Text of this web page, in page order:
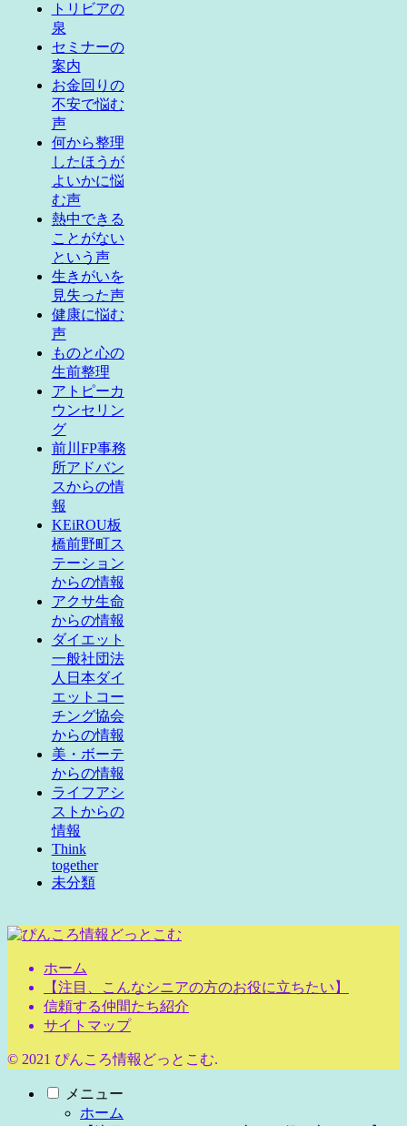
トリビアの
泉
セミナーの
案内
お金回りの
不安で悩む
声
何から整理
したほうが
よいかに悩
む声
熱中できる
ことがない
という声
生きがいを
見失った声
健康に悩む
声
ものと心の
生前整理
アトピーカ
ウンセリン
グ
前川FP事務
所アドバン
スからの情
報
KEiROU板
橋前野町ス
テーション
からの情報
アクサ生命
からの情報
ダイエット
一般社団法
人日本ダイ
エットコー
チング協会
からの情報
美・ボーテ
からの情報
ライフアシ
ストからの
情報
Think
together
未分類
ホーム
【注目、こんなシニアの方のお役に立ちたい】
信頼する仲間たち紹介
サイトマップ
© 2021 ぴんころ情報どっとこむ.
メニュー
ホーム